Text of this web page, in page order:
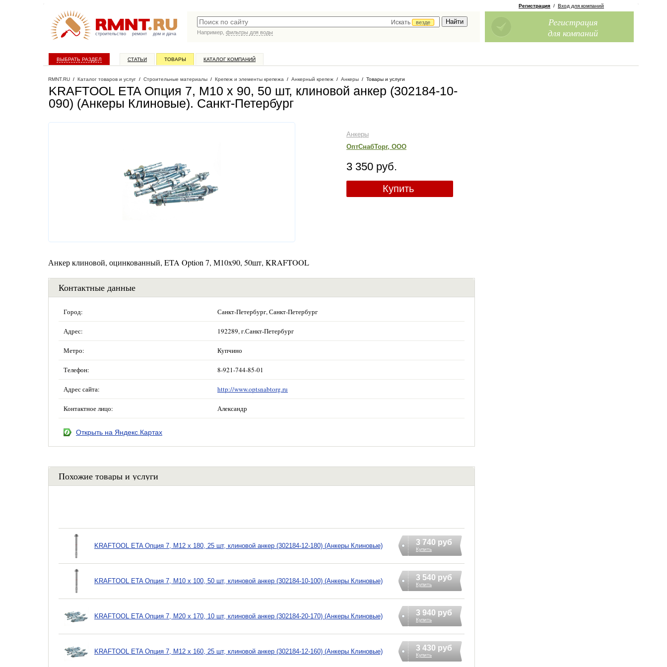
строительство ремонт дом и дача
Искать
везде
Например, фильтры для воды
Регистрация / Вход для компаний
Регистрация
для компаний
ВЫБРАТЬ РАЗДЕЛ СТАТЬИ ТОВАРЫ КАТАЛОГ КОМПАНИЙ
RMNT.RU / Каталог товаров и услуг / Строительные материалы / Крепеж и элементы крепежа / Анкерный крепеж / Анкеры / Товары и услуги
KRAFTOOL ETA Опция 7, М10 х 90, 50 шт, клиновой анкер (302184-10-
090) (Анкеры Клиновые). Санкт-Петербург
Анкеры
ОптСнабТорг, ООО
3 350 руб.
Купить
Анкер клиновой, оцинкованный, ETA Option 7, М10x90, 50шт, KRAFTOOL
Контактные данные
Город: Санкт-Петербург, Санкт-Петербург
Адрес: 192289, г.Санкт-Петербург
Метро: Купчино
Телефон: 8-921-744-85-01
Адрес сайта: http://www.optsnabtorg.ru
Контактное лицо: Александр
Открыть на Яндекс.Картах
Похожие товары и услуги
KRAFTOOL ETA Опция 7, М12 х 180, 25 шт, клиновой анкер (302184-12-180) (Анкеры Клиновые) 3 740 руб
Купить
KRAFTOOL ETA Опция 7, М10 х 100, 50 шт, клиновой анкер (302184-10-100) (Анкеры Клиновые) 3 540 руб
Купить
KRAFTOOL ETA Опция 7, М20 х 170, 10 шт, клиновой анкер (302184-20-170) (Анкеры Клиновые) 3 940 руб
Купить
KRAFTOOL ETA Опция 7, М12 х 160, 25 шт, клиновой анкер (302184-12-160) (Анкеры Клиновые) 3 430 руб
Купить